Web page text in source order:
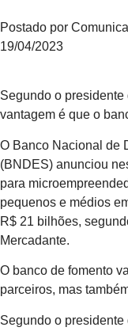
Postado por
19/04/2023
Segundo o
vantagem é que o
O Banco Nacional de
(BNDES) anunciou
para
pequenos e médios
R$ 21 bilhões,
Mercadante.
O banco de fomento
parceiros, mas
Segundo o